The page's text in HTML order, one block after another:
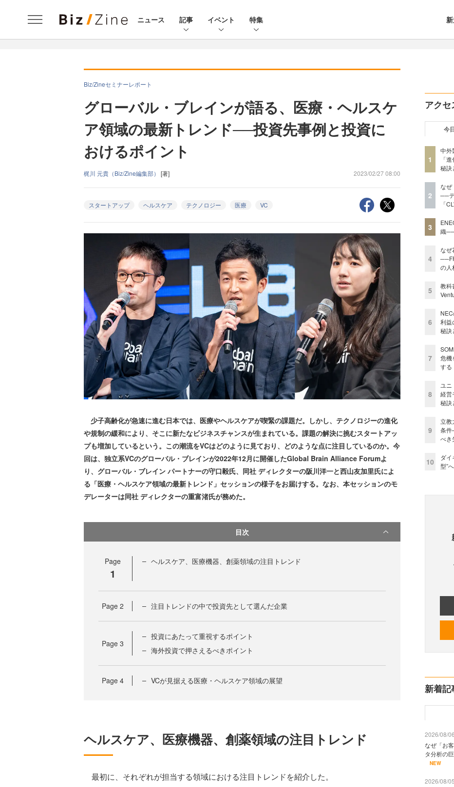
ニュース 記事 イベント 特集
Biz/Zineセミナーレポート
グローバル・ブレインが語る、医療・ヘルスケ
ア領域の最新トレンド──投資先事例と投資に
おけるポイント
梶川 元貴（Biz/Zine編集部） [著] 2023/02/27 08:00
スタートアップ ヘルスケア テクノロジー 医療 VC
少子高齢化が急速に進む日本では、医療やヘルスケアが喫緊の課題だ。しかし、テクノロジーの進化
や規制の緩和により、そこに新たなビジネスチャンスが生まれている。課題の解決に挑むスタートアッ
プも増加しているという。この潮流をVCはどのように見ており、どのような点に注目しているのか。今
回は、独立系VCのグローバル・ブレインが2022年12月に開催したGlobal Brain Alliance Forumよ
り、グローバル・ブレイン パートナーの守口毅氏、同社 ディレクターの阪川洋一と西山友加里氏によ
る「医療・ヘルスケア領域の最新トレンド」セッションの様子をお届けする。なお、本セッションのモ
デレーターは同社 ディレクターの重富渚氏が務めた。
目次
Page
1
ヘルスケア、医療機器、創薬領域の注目トレンド
Page 2 注目トレンドの中で投資先として選んだ企業
Page 3
投資にあたって重視するポイント
海外投資で押さえるべきポイント
Page 4 VCが見据える医療・ヘルスケア領域の展望
ヘルスケア、医療機器、創薬領域の注目トレンド
最初に、それぞれが担当する領域における注目トレンドを紹介した。
アク
今
1
中外
「
秘訣
2
なぜ
──
「
3
織
4
なぜ
の人
5
教科
6
利益
秘訣
7
危機
する
8
ユ
経営
秘訣
9
立教
条件
べき
10
ダイ
型”
新着記
2026/08/
なぜ「お
タ分析の
NEW
2026/08/